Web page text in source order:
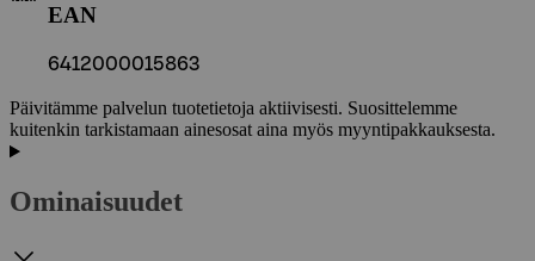
EAN
6412000015863
Päivitämme palvelun tuotetietoja aktiivisesti. Suosittelemme
kuitenkin tarkistamaan ainesosat aina myös myyntipakkauksesta.
Ominaisuudet